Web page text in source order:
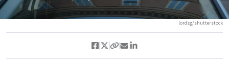
lordzg/shutterstock